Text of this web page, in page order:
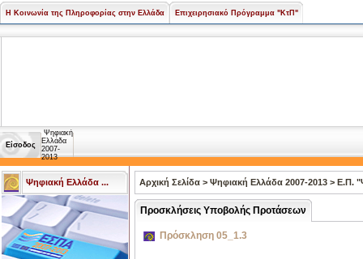
Η Κοινωνία της Πληροφορίας στην Ελλάδα Επιχειρησιακό Πρόγραμμα "ΚτΠ"
Είσοδος
Ψηφιακή
Ελλάδα
2007-
2013
Ψηφιακή Ελλάδα ... Αρχική Σελίδα > Ψηφιακή Ελλάδα 2007-2013 > Ε.Π.
Προσκλήσεις Υποβολής Προτάσεων
Πρόσκληση 05_1.3